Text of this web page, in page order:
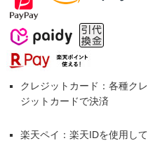
クレジットカード：各種クレ
ジットカードで決済
楽天ペイ：楽天IDを使用して